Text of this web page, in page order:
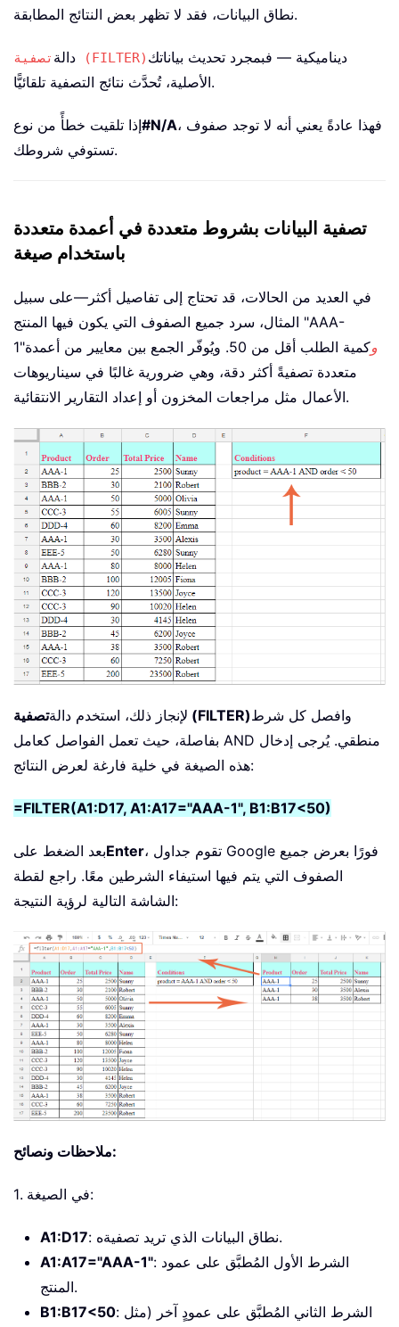
نطاق البيانات، فقد لا تظهر بعض النتائج المطابقة.
دالة تصفية (FILTER) ديناميكية — فبمجرد تحديث بياناتك
الأصلية، تُحدَّث نتائج التصفية تلقائيًّا.
إذا تلقيت خطأً من نوع#N/A، فهذا عادةً يعني أنه لا توجد صفوف
تستوفي شروطك.
تصفية البيانات بشروط متعددة في أعمدة متعددة
باستخدام صيغة
في العديد من الحالات، قد تحتاج إلى تفاصيل أكثر—على سبيل
المثال، سرد جميع الصفوف التي يكون فيها المنتج "AAA-
1"
و
كمية الطلب أقل من 50. ويُوفّر الجمع بين معايير من أعمدة
متعددة تصفيةً أكثر دقة، وهي ضرورية غالبًا في سيناريوهات
الأعمال مثل مراجعات المخزون أو إعداد التقارير الانتقائية.
لإنجاز ذلك، استخدم دالة تصفية (FILTER)وافصل كل شرط
بفاصلة، حيث تعمل الفواصل كعامل AND منطقي. يُرجى إدخال
هذه الصيغة في خلية فارغة لعرض النتائج:
=FILTER(A1:D17, A1:A17="AAA-1", B1:B17<50)
بعد الضغط علىEnter، تقوم جداول Google فورًا بعرض جميع
الصفوف التي يتم فيها استيفاء الشرطين معًا. راجع لقطة
الشاشة التالية لرؤية النتيجة:
ملاحظات ونصائح:
1. في الصيغة:
A1:D17
: نطاق البيانات الذي تريد تصفيةه.
A1:A17="AAA-1": الشرط الأول المُطبَّق على عمود
المنتج.
B1:B17<50: الشرط الثاني المُطبَّق على عمودٍ آخر (مثل